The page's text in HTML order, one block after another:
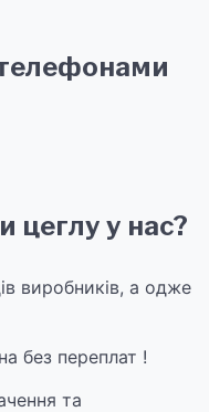
цеглу у нас?
виробників, а одже
без переплат !
та